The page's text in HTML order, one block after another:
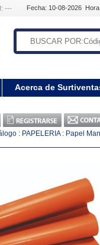
--- Fecha: 10-08-2026
Acerca de
: PAPELERIA: Papel